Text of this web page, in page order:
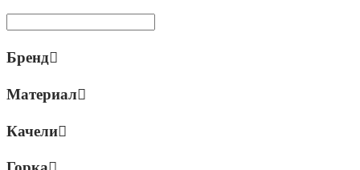
Бренд
Материал
Качели